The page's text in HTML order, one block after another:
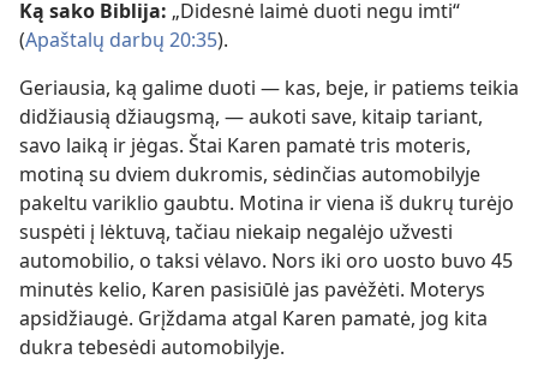
Ką sako Biblija: „Didesnė laimė duoti negu imti“
(Apaštalų darbų 20:35).
Geriausia, ką galime duoti — kas, beje, ir patiems teikia
didžiausią džiaugsmą, — aukoti save, kitaip tariant,
savo laiką ir jėgas. Štai Karen pamatė tris moteris,
motiną su dviem dukromis, sėdinčias automobilyje
pakeltu variklio gaubtu. Motina ir viena iš dukrų turėjo
suspėti į lėktuvą, tačiau niekaip negalėjo užvesti
automobilio, o taksi vėlavo. Nors iki oro uosto buvo 45
minutės kelio, Karen pasisiūlė jas pavėžėti. Moterys
apsidžiaugė. Grįždama atgal Karen pamatė, jog kita
dukra tebesėdi automobilyje.